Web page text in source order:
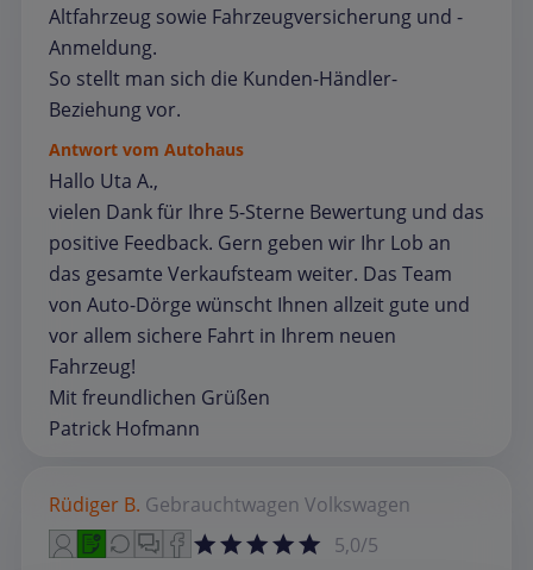
Altfahrzeug sowie Fahrzeugversicherung und -
Anmeldung.
So stellt man sich die Kunden-Händler-
Beziehung vor.
Antwort vom Autohaus
Hallo Uta A.,
vielen Dank für Ihre 5-Sterne Bewertung und das
positive Feedback. Gern geben wir Ihr Lob an
das gesamte Verkaufsteam weiter. Das Team
von Auto-Dörge wünscht Ihnen allzeit gute und
vor allem sichere Fahrt in Ihrem neuen
Fahrzeug!
Mit freundlichen Grüßen
Patrick Hofmann
Rüdiger B. Gebrauchtwagen Volkswagen
5,0/5